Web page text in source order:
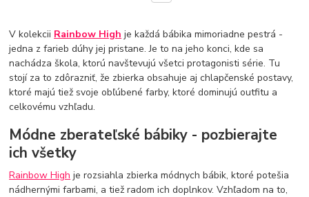
V kolekcii Rainbow High je každá bábika mimoriadne pestrá -
jedna z farieb dúhy jej pristane. Je to na jeho konci, kde sa
nachádza škola, ktorú navštevujú všetci protagonisti série. Tu
stojí za to zdôrazniť, že zbierka obsahuje aj chlapčenské postavy,
ktoré majú tiež svoje obľúbené farby, ktoré dominujú outfitu a
celkovému vzhľadu.
Módne zberateľské bábiky - pozbierajte
ich všetky
Rainbow High je rozsiahla zbierka módnych bábik, ktoré potešia
nádhernými farbami, a tiež radom ich doplnkov. Vzhľadom na to,